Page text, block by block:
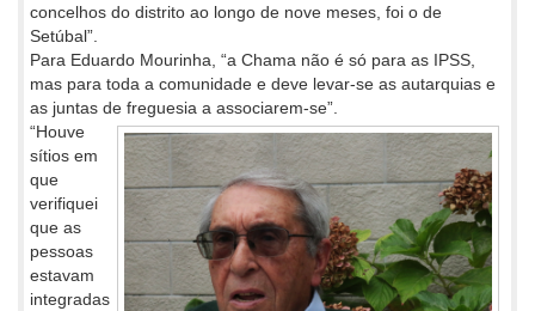
concelhos do distrito ao longo de nove meses, foi o de
Setúbal”.
Para Eduardo Mourinha, “a Chama não é só para as IPSS,
mas para toda a comunidade e deve levar-se as autarquias e
as juntas de freguesia a associarem-se”.
“Houve
sítios em
que
verifiquei
que as
pessoas
estavam
integradas